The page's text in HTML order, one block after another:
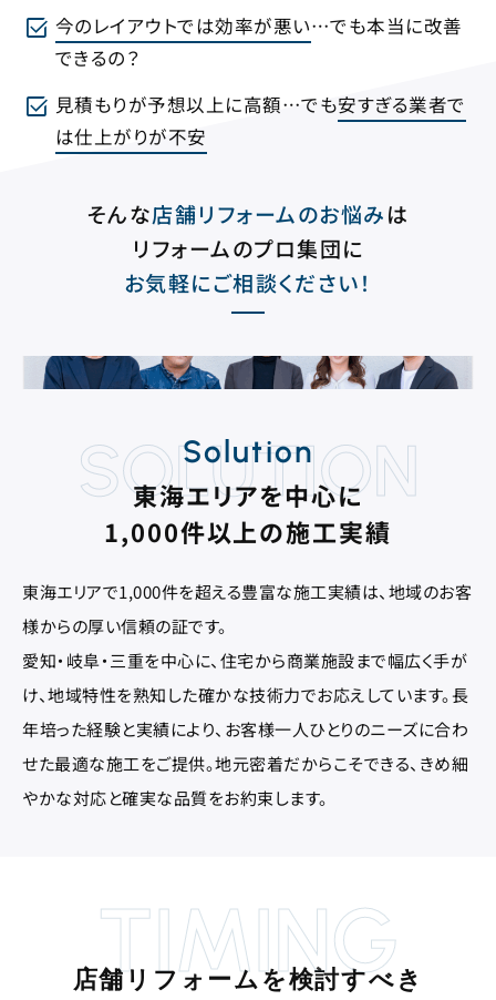
今のレイアウトでは効率が悪い…でも本当に改善
できるの？
見積もりが予想以上に高額…でも安すぎる業者で
は仕上がりが不安
そんな店舗リフォームのお悩みは
リフォームのプロ集団に
お気軽にご相談ください！
SOLUTION
Solution
東海エリアを中心に
1,000件以上の施工実績
東海エリアで1,000件を超える豊富な施工実績は、地域のお客
様からの厚い信頼の証です。
愛知・岐阜・三重を中心に、住宅から商業施設まで幅広く手が
け、地域特性を熟知した確かな技術力でお応えしています。長
年培った経験と実績により、お客様一人ひとりのニーズに合わ
せた最適な施工をご提供。地元密着だからこそできる、きめ細
やかな対応と確実な品質をお約束します。
TIMING
店舗リフォームを検討すべき